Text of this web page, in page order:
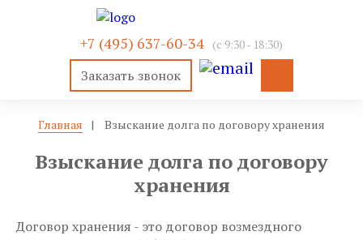
+7 (495) 637-60-34 (c 9:30 - 18:30)
Заказать звонок
Главная | Взыскание долга по договору хранения
Взыскание долга по договору
хранения
Договор хранения - это договор возмездного